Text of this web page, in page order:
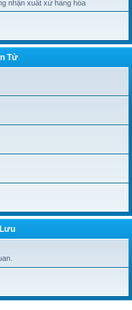
nhận xuất xứ hàng hóa
Tử